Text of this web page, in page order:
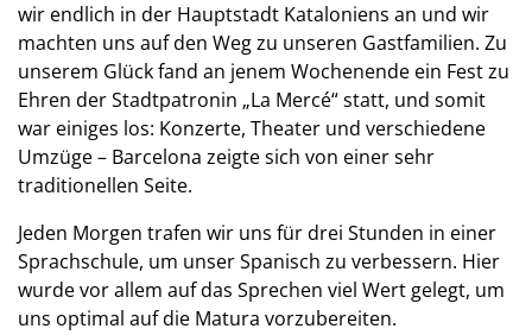
wir endlich in der Hauptstadt Kataloniens an und wir
machten uns auf den Weg zu unseren Gastfamilien. Zu
unserem Glück fand an jenem Wochenende ein Fest zu
Ehren der Stadtpatronin „La Mercé“ statt, und somit
war einiges los: Konzerte, Theater und verschiedene
Umzüge – Barcelona zeigte sich von einer sehr
traditionellen Seite.
Jeden Morgen trafen wir uns für drei Stunden in einer
Sprachschule, um unser Spanisch zu verbessern. Hier
wurde vor allem auf das Sprechen viel Wert gelegt, um
uns optimal auf die Matura vorzubereiten.